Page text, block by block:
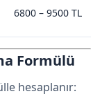
6800 – 9500 TL
Formülü
hesaplanır: